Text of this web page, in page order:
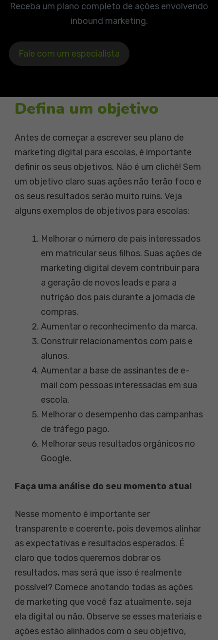
Receba um plano completo de ações envolvendo
inbound marketing.
Fale com um especialista
Defina um objetivo
Antes de começar a escrever seu plano de
marketing digital para escolas, é importante
definir os seus objetivos. Não é um clichê! Sem
um objetivo claro suas ações não terão foco e
os seus resultados serão muito ruins. Veja
alguns exemplos de objetivos para escolas:
Melhorar o número de pais interessados
em matricular seus filhos. Suas ações de
marketing digital devem contribuir para
a geração de novos leads e para a
nutrição dos pais durante a jornada de
compras.
Aumentar o reconhecimento da marca.
Construir relacionamentos com pais e
alunos.
Aumentar a base de assinantes de e-
mail com pessoas interessadas em sua
escola.
Melhorar o desempenho das campanhas
de tráfego pago.
Melhorar seus resultados orgânicos no
Google.
Faça uma análise do seu momento atual
Nesse momento é importante ser
transparente e coerente, pois devemos alinhar
as expectativas e resultados esperados. É
claro que todos queremos dobrar os
resultados, mas será que isso é realmente
possível? Comece anotando todas as ações
de marketing que você faz atualmente, seja
ela digital ou não. Observe se esses materiais e
ações estão alinhados com o seu objetivo,